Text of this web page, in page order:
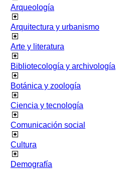
Arqueología
Arquitectura y urbanismo
Arte y literatura
Bibliotecología y archivología
Botánica y zoología
Ciencia y tecnología
Comunicación social
Cultura
Demografía